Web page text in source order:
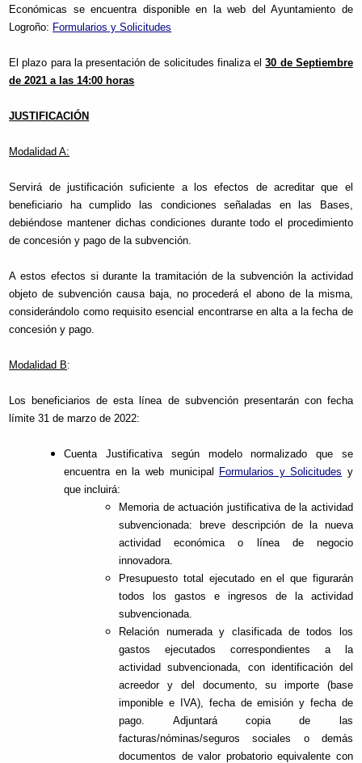
Económicas se encuentra disponible en la web del Ayuntamiento de
Logroño: Formularios y Solicitudes
El plazo para la presentación de solicitudes finaliza el30 de Septiembre
de 2021 a las 14:00 horas
JUSTIFICACIÓN
Modalidad A:
Servirá de justificación suficiente a los efectos de acreditar que el
beneficiario ha cumplido las condiciones señaladas en las Bases,
debiéndose mantener dichas condiciones durante todo el procedimiento
de concesión y pago de la subvención.
A estos efectos si durante la tramitación de la subvención la actividad
objeto de subvención causa baja, no procederá el abono de la misma,
considerándolo como requisito esencial encontrarse en alta a la fecha de
concesión y pago.
Modalidad B:
Los beneficiarios de esta línea de subvención presentarán con fecha
límite 31 de marzo de 2022:
Cuenta Justificativa según modelo normalizado que se
encuentra en la web municipal Formularios y Solicitudes y
que incluirá:
Memoria de actuación justificativa de la actividad
subvencionada: breve descripción de la nueva
actividad económica o línea de negocio
innovadora.
Presupuesto total ejecutado en el que figurarán
todos los gastos e ingresos de la actividad
subvencionada.
Relación numerada y clasificada de todos los
gastos ejecutados correspondientes a la
actividad subvencionada, con identificación del
acreedor y del documento, su importe (base
imponible e IVA), fecha de emisión y fecha de
pago. Adjuntará copia de las
facturas/nóminas/seguros sociales o demás
documentos de valor probatorio equivalente con